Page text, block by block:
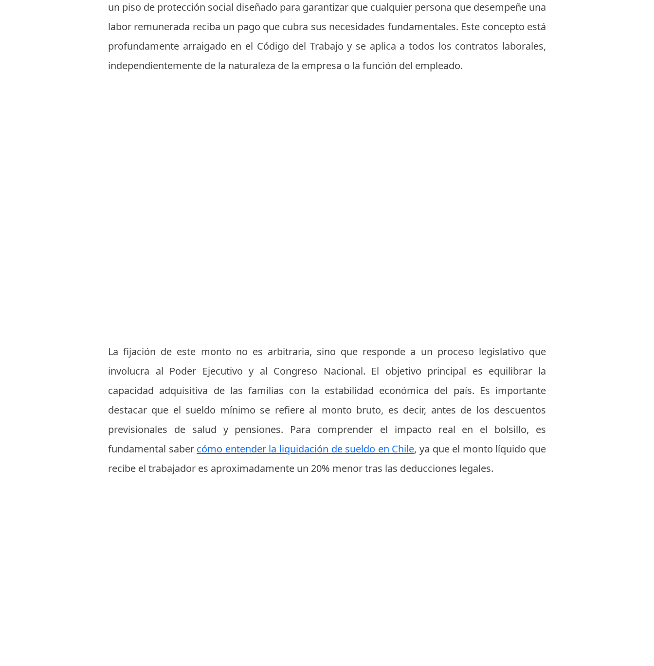
un piso de protección social diseñado para garantizar que cualquier persona que desempeñe una
labor remunerada reciba un pago que cubra sus necesidades fundamentales. Este concepto está
profundamente arraigado en el Código del Trabajo y se aplica a todos los contratos laborales,
independientemente de la naturaleza de la empresa o la función del empleado.
La fijación de este monto no es arbitraria, sino que responde a un proceso legislativo que
involucra al Poder Ejecutivo y al Congreso Nacional. El objetivo principal es equilibrar la
capacidad adquisitiva de las familias con la estabilidad económica del país. Es importante
destacar que el sueldo mínimo se refiere al monto bruto, es decir, antes de los descuentos
previsionales de salud y pensiones. Para comprender el impacto real en el bolsillo, es
fundamental saber cómo entender la liquidación de sueldo en Chile, ya que el monto líquido que
recibe el trabajador es aproximadamente un 20% menor tras las deducciones legales.